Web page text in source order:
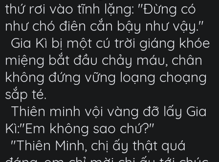
thứ rơi vào tĩnh lặng: "Đừng có
như chó điên cắn bậy như vậy."
Gia Kì bị một cú trời giáng khóe
miệng bắt đầu chảy máu, chân
không đứng vững loạng choạng
sắp té.
Thiên minh vội vàng đỡ lấy Gia
Kì:"Em không sao chứ?"
"Thiên Minh, chị ấy thật quá